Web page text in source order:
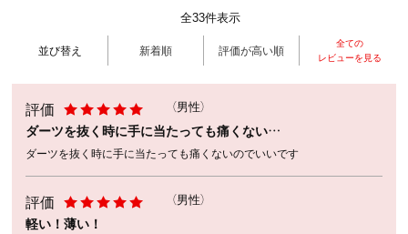
全33件表示
並び替え 新着順 評価が高い順
全ての
レビューを見る
評価 （男性）
ダーツを抜く時に手に当たっても痛くない…
ダーツを抜く時に手に当たっても痛くないのでいいです
評価 （男性）
軽い！薄い！